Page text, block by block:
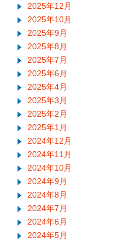
2025年12月
2025年10月
2025年9月
2025年8月
2025年7月
2025年6月
2025年4月
2025年3月
2025年2月
2025年1月
2024年12月
2024年11月
2024年10月
2024年9月
2024年8月
2024年7月
2024年6月
2024年5月